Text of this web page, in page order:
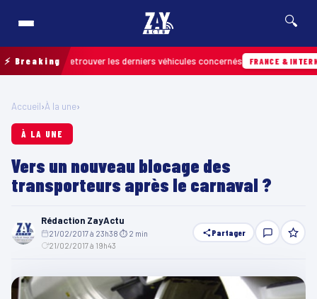
🔍
⚡ Breaking
pour retrouver les derniers véhicules concernés FRANCE &
Accueil›À la une›
À LA UNE
Vers un nouveau blocage des
transporteurs après le carnaval ?
Rédaction ZayActu
21/02/2017 à 23h38 ⏱ 2 min
21/02/2017 à 19h43
Partager